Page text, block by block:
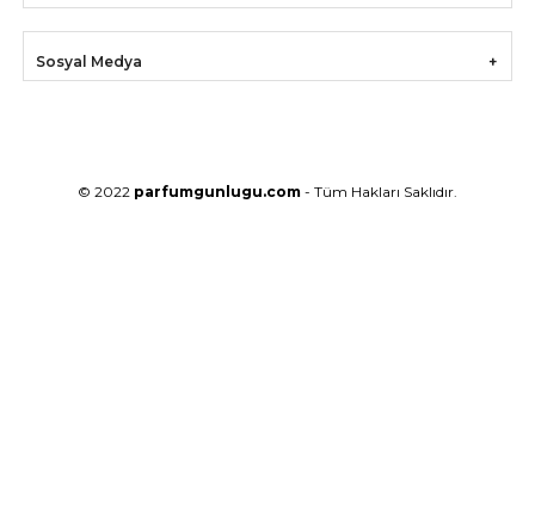
Sosyal Medya
© 2022 parfumgunlugu.com - Tüm Hakları Saklıdır.